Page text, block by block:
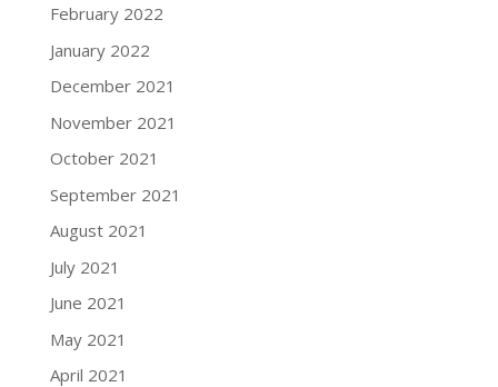
February 2022
January 2022
December 2021
November 2021
October 2021
September 2021
August 2021
July 2021
June 2021
May 2021
April 2021